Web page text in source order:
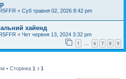
« Суб травня 02, 2026 8:42 pm
хайенд
« Чет червня 13, 2024 3:32 pm
1 … 6 7 8 9
• Сторінка 1 з 1